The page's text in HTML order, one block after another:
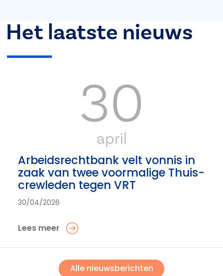
Het laatste nieuws
30
april
Arbeidsrechtbank velt vonnis in
zaak van twee voormalige Thuis-
crewleden tegen VRT
30/04/2026
Lees meer
Alle nieuwsberichten